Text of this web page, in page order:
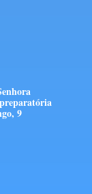
9